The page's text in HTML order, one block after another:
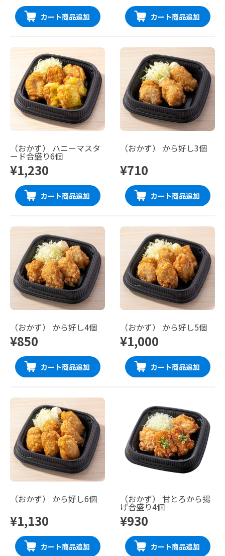
カート商品追加 カート商品追加
（おかず） ハニーマスタ
ード合盛り6個
¥1,230
カート商品追加
（おかず） から好し3個
¥710
カート商品追加
（おかず） から好し4個
¥850
カート商品追加
（おかず） から好し5個
¥1,000
カート商品追加
（おかず） から好し6個
¥1,130
カート商品追加
（おかず） 甘とろから揚
げ合盛り4個
¥930
カート商品追加